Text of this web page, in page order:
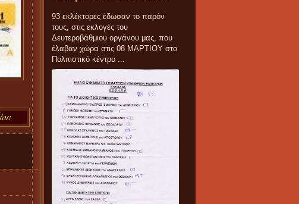
93 εκλέκτορες έδωσαν το παρόν
τους, στις εκλογές του
Δευτεροβάθμιου οργάνου μας, που
έλαβαν χώρα στις 08 ΜΑΡΤΙΟΥ στο
Πολιτιστικό κέντρο ...